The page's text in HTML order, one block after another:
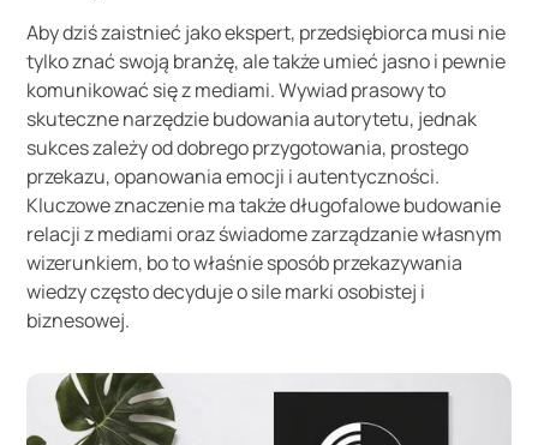
Aby dziś zaistnieć jako ekspert, przedsiębiorca musi nie
tylko znać swoją branżę, ale także umieć jasno i pewnie
komunikować się z mediami. Wywiad prasowy to
skuteczne narzędzie budowania autorytetu, jednak
sukces zależy od dobrego przygotowania, prostego
przekazu, opanowania emocji i autentyczności.
Kluczowe znaczenie ma także długofalowe budowanie
relacji z mediami oraz świadome zarządzanie własnym
wizerunkiem, bo to właśnie sposób przekazywania
wiedzy często decyduje o sile marki osobistej i
biznesowej.